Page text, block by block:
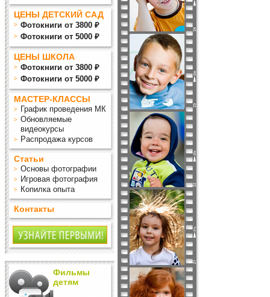
ЦЕНЫ ДЕТСКИЙ САД
Фотокниги от 3800 ₽
Фотокниги от 5000 ₽
ЦЕНЫ ШКОЛА
Фотокниги от 3800 ₽
Фотокниги от 5000 ₽
МАСТЕР-КЛАССЫ
График проведения МК
Обновляемые
видеокурсы
Распродажа курсов
Статьи
Основы фотографии
Игровая фотография
Копилка опыта
Контакты
Фильмы
детям